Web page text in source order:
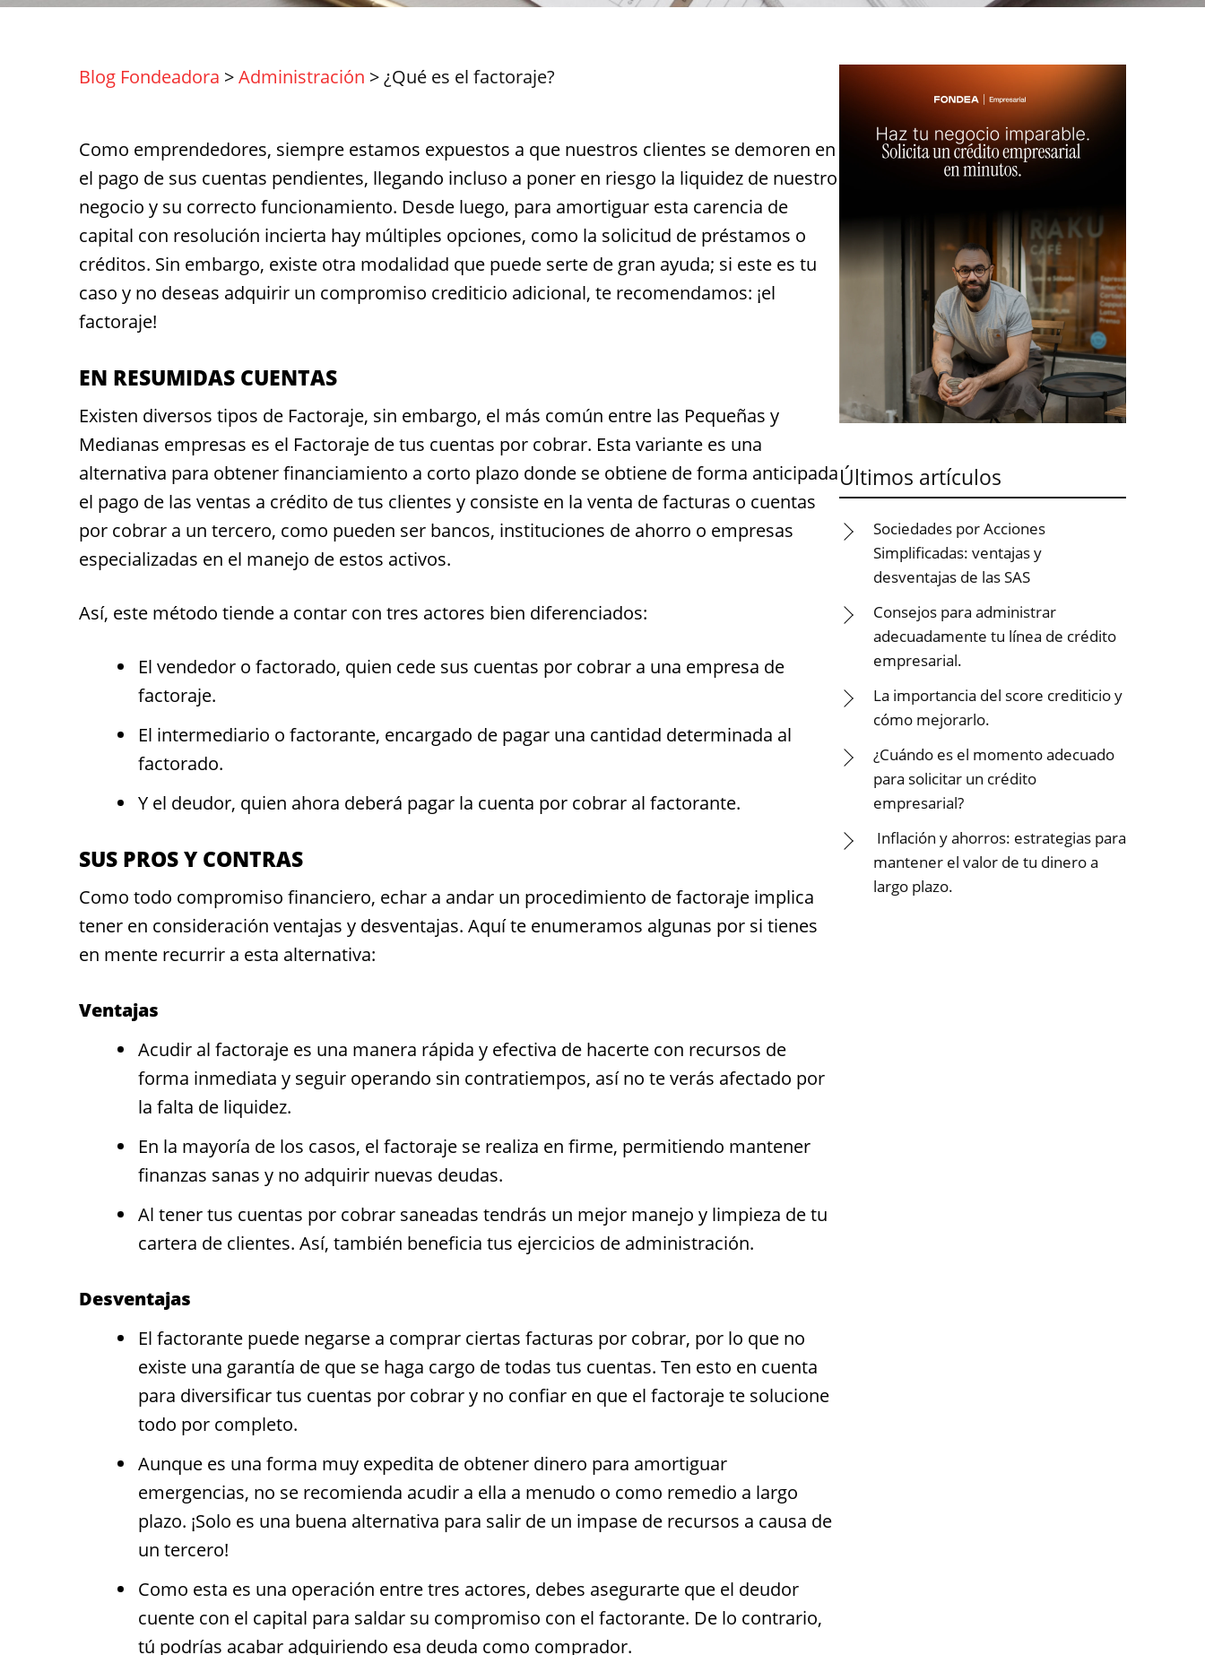
Blog Fondeadora >Administración >¿Qué es el factoraje?
Como emprendedores, siempre estamos expuestos a que nuestros clientes se demoren en
el pago de sus cuentas pendientes, llegando incluso a poner en riesgo la liquidez de nuestro
negocio y su correcto funcionamiento. Desde luego, para amortiguar esta carencia de
capital con resolución incierta hay múltiples opciones, como la solicitud de préstamos o
créditos. Sin embargo, existe otra modalidad que puede serte de gran ayuda; si este es tu
caso y no deseas adquirir un compromiso crediticio adicional, te recomendamos: ¡el
factoraje!
EN RESUMIDAS CUENTAS
Existen diversos tipos de Factoraje, sin embargo, el más común entre las Pequeñas y
Medianas empresas es el Factoraje de tus cuentas por cobrar. Esta variante es una
alternativa para obtener financiamiento a corto plazo donde se obtiene de forma anticipada
el pago de las ventas a crédito de tus clientes y consiste en la venta de facturas o cuentas
por cobrar a un tercero, como pueden ser bancos, instituciones de ahorro o empresas
especializadas en el manejo de estos activos.
Así, este método tiende a contar con tres actores bien diferenciados:
El vendedor o factorado, quien cede sus cuentas por cobrar a una empresa de
factoraje.
El intermediario o factorante, encargado de pagar una cantidad determinada al
factorado.
Y el deudor, quien ahora deberá pagar la cuenta por cobrar al factorante.
SUS PROS Y CONTRAS
Como todo compromiso financiero, echar a andar un procedimiento de factoraje implica
tener en consideración ventajas y desventajas. Aquí te enumeramos algunas por si tienes
en mente recurrir a esta alternativa:
Ventajas
Acudir al factoraje es una manera rápida y efectiva de hacerte con recursos de
forma inmediata y seguir operando sin contratiempos, así no te verás afectado por
la falta de liquidez.
En la mayoría de los casos, el factoraje se realiza en firme, permitiendo mantener
finanzas sanas y no adquirir nuevas deudas.
Al tener tus cuentas por cobrar saneadas tendrás un mejor manejo y limpieza de tu
cartera de clientes. Así, también beneficia tus ejercicios de administración.
Desventajas
El factorante puede negarse a comprar ciertas facturas por cobrar, por lo que no
existe una garantía de que se haga cargo de todas tus cuentas. Ten esto en cuenta
para diversificar tus cuentas por cobrar y no confiar en que el factoraje te solucione
todo por completo.
Aunque es una forma muy expedita de obtener dinero para amortiguar
emergencias, no se recomienda acudir a ella a menudo o como remedio a largo
plazo. ¡Solo es una buena alternativa para salir de un impase de recursos a causa de
un tercero!
Como esta es una operación entre tres actores, debes asegurarte que el deudor
cuente con el capital para saldar su compromiso con el factorante. De lo contrario,
tú podrías acabar adquiriendo esa deuda como comprador.
Últimos artículos
Sociedades por Acciones
Simplificadas: ventajas y
desventajas de las SAS
Consejos para administrar
adecuadamente tu línea de crédito
empresarial.
La importancia del score crediticio y
cómo mejorarlo.
¿Cuándo es el momento adecuado
para solicitar un crédito
empresarial?
Inflación y ahorros: estrategias para
mantener el valor de tu dinero a
largo plazo.